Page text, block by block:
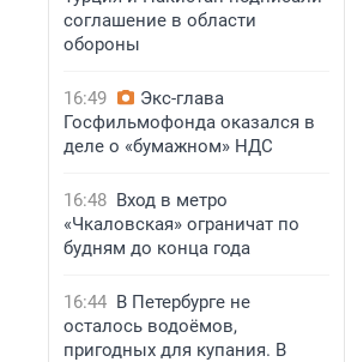
соглашение в области
обороны
16:49
Экс-глава
Госфильмофонда оказался в
деле о «бумажном» НДС
16:48 Вход в метро
«Чкаловская» ограничат по
будням до конца года
16:44 В Петербурге не
осталось водоёмов,
пригодных для купания. В